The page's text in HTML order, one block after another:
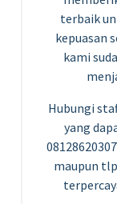
terbaik
kepuasan
kami
Hubungi
yang
maupun